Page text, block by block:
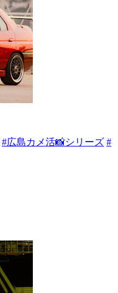
#広島カメ活📸シリーズ #